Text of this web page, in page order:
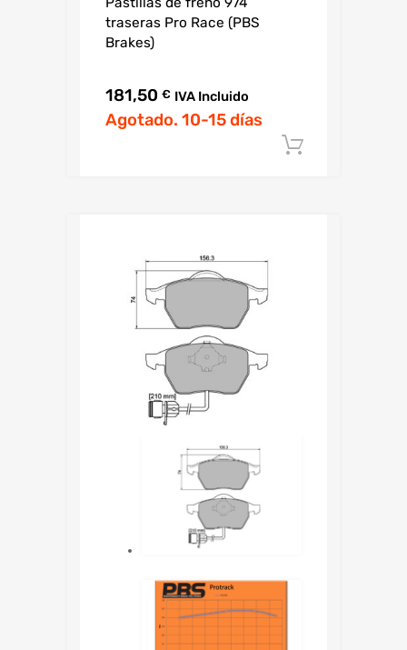
traseras Pro Race (PBS
Brakes)
181,50 € IVA Incluido
Agotado. 10-15 días